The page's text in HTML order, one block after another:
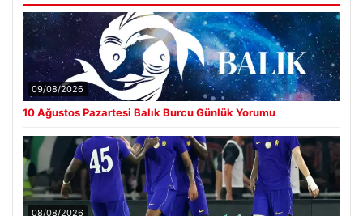
09/08/2026
10 Ağustos Pazartesi Balık Burcu Günlük Yorumu
08/08/2026